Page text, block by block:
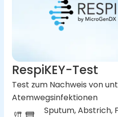
RespiKEY-Test
Test zum Nachweis von
Atemwegsinfektionen
Sputum, Abstrich,